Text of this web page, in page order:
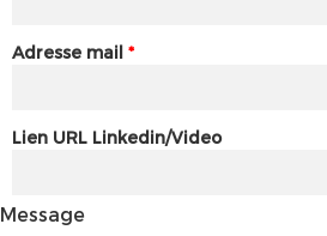
Adresse mail *
Lien URL Linkedin/Video
Message